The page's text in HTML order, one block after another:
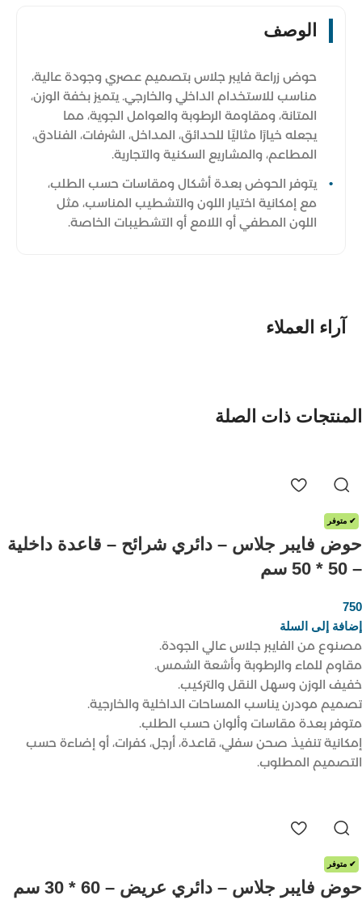
الوصف
حوض زراعة فايبر جلاس بتصميم عصري وجودة عالية،
مناسب للاستخدام الداخلي والخارجي. يتميز بخفة الوزن،
المتانة، ومقاومة الرطوبة والعوامل الجوية، مما
يجعله خيارًا مثاليًا للحدائق، المداخل، الشرفات، الفنادق،
المطاعم، والمشاريع السكنية والتجارية.
يتوفر الحوض بعدة أشكال ومقاسات حسب الطلب،
مع إمكانية اختيار اللون والتشطيب المناسب، مثل
اللون المطفي أو اللامع أو التشطيبات الخاصة.
آراء العملاء
المنتجات ذات الصلة
✔ متوفر
حوض فايبر جلاس – دائري شرائح – قاعدة داخلية
– 50 * 50 سم
750
إضافة إلى السلة
مصنوع من الفايبر جلاس عالي الجودة.
مقاوم للماء والرطوبة وأشعة الشمس.
خفيف الوزن وسهل النقل والتركيب.
تصميم مودرن يناسب المساحات الداخلية والخارجية.
متوفر بعدة مقاسات وألوان حسب الطلب.
إمكانية تنفيذ صحن سفلي، قاعدة، أرجل، كفرات، أو إضاءة حسب
التصميم المطلوب.
✔ متوفر
حوض فايبر جلاس – دائري عريض – 60 * 30 سم